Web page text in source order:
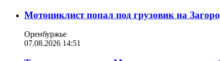
Мотоциклист попал под грузовик на
Оренбуржье
07.08.2026 14:51